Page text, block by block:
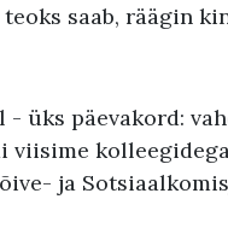
saab, räägin
üks päevakord:
viisime
ja